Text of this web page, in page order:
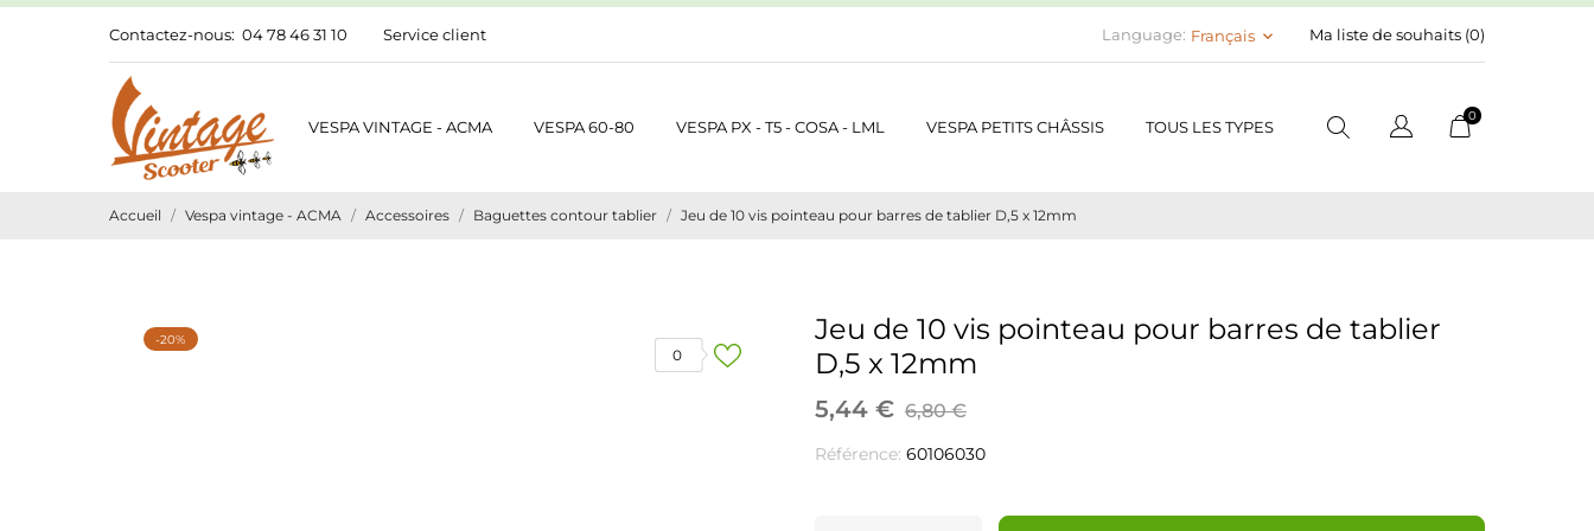
Contactez-nous: 04 78 46 31 10 Service client Language: Français keyboard_arrow_down Ma liste de souhaits (0)
VESPA VINTAGE - ACMA VESPA 60-80 VESPA PX - T5 - COSA - LML VESPA PETITS CHÂSSIS TOUS LES TYPES
0
Accueil Vespa vintage - ACMA Accessoires Baguettes contour tablier Jeu de 10 vis pointeau pour barres de tablier D,5 x 12mm
0
-20%
Jeu de 10 vis pointeau pour barres de tablier
D,5 x 12mm
5,44 € 6,80 €
Référence: 60106030